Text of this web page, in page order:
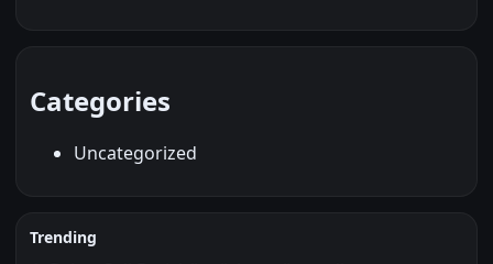
Categories
Uncategorized
Trending